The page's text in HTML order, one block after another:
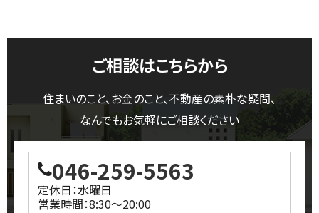
ご相談はこちらから
住まいのこと、お金のこと、不動産の素朴な疑問、
なんでもお気軽にご相談ください
046-259-5563
定休日：水曜日
営業時間：8:30～20:00